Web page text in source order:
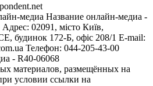
медиа Название онлайн-медиа -
02091, місто Київ,
172-Б, офіс 208/1 E-mail:
Телефон: 044-205-43-00
- R40-06068
материалов, размещённых на
условии ссылки на